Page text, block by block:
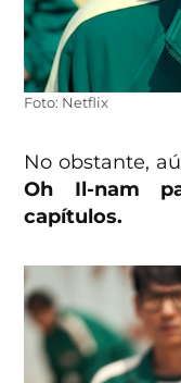
Foto: Netflix
No obstante,
Oh Il-nam
capítulos.